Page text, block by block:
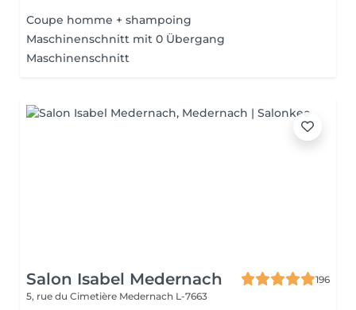
Coupe homme + shampoing
Maschinenschnitt mit 0 Übergang
Maschinenschnitt
Salon Isabel Medernach
196
5, rue du Cimetière Medernach L-7663